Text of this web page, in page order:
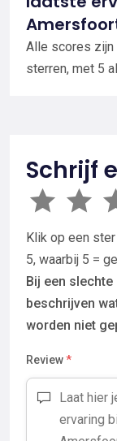
Alle scores zijn
sterren, met 5
Schrijf
Klik op een
5, waarbij 5 =
Bij een
beschrijven
worden niet
Review*